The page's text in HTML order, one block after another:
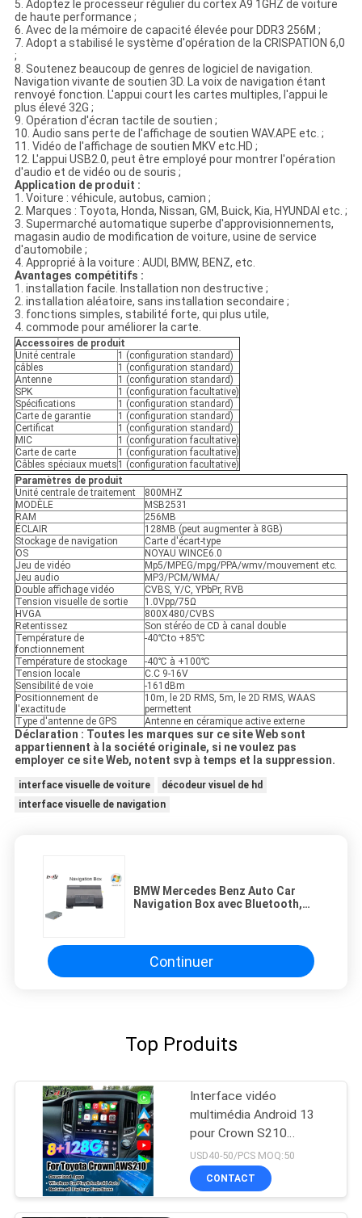
5. Adoptez le processeur régulier du cortex A9 1GHZ de voiture
de haute performance ;
6. Avec de la mémoire de capacité élevée pour DDR3 256M ;
7. Adopt a stabilisé le système d'opération de la CRISPATION 6,0
;
8. Soutenez beaucoup de genres de logiciel de navigation.
Navigation vivante de soutien 3D. La voix de navigation étant
renvoyé fonction. L'appui court les cartes multiples, l'appui le
plus élevé 32G ;
9. Opération d'écran tactile de soutien ;
10. Audio sans perte de l'affichage de soutien WAV.APE etc. ;
11. Vidéo de l'affichage de soutien MKV etc.HD ;
12. L'appui USB2.0, peut être employé pour montrer l'opération
d'audio et de vidéo ou de souris ;
Application de produit :
1. Voiture : véhicule, autobus, camion ;
2. Marques : Toyota, Honda, Nissan, GM, Buick, Kia, HYUNDAI etc. ;
3. Supermarché automatique superbe d'approvisionnements,
magasin audio de modification de voiture, usine de service
d'automobile ;
4. Approprié à la voiture : AUDI, BMW, BENZ, etc.
Avantages compétitifs :
1. installation facile. Installation non destructive ;
2. installation aléatoire, sans installation secondaire ;
3. fonctions simples, stabilité forte, qui plus utile,
4. commode pour améliorer la carte.
Accessoires de produit
Unité centrale
1 (configuration standard)
câbles
1 (configuration standard)
Antenne
1 (configuration standard)
SPK
1 (configuration facultative)
Spécifications
1 (configuration standard)
Carte de garantie
1 (configuration standard)
Certificat
1 (configuration standard)
MIC
1 (configuration facultative)
Carte de carte
1 (configuration facultative)
Câbles spéciaux muets 1 (configuration facultative)
Paramètres de produit
Unité centrale de traitement
800MHZ
MODÈLE
MSB2531
RAM
256MB
ÉCLAIR
128MB (peut augmenter à 8GB)
Stockage de navigation
Carte d'écart-type
OS
NOYAU WINCE6.0
Jeu de vidéo
Mp5/MPEG/mpg/PPA/wmv/mouvement etc.
Jeu audio
MP3/PCM/WMA/
Double affichage vidéo
CVBS, Y/C, YPbPr, RVB
Tension visuelle de sortie
1.0Vpp/75Ω
HVGA
800X480/CVBS
Retentissez
Son stéréo de CD à canal double
Température de
fonctionnement
-40℃to +85℃
Température de stockage
-40℃ à +100℃
Tension locale
C.C 9-16V
Sensibilité de voie
-161dBm
Positionnement de
l'exactitude
10m, le 2D RMS, 5m, le 2D RMS, WAAS
permettent
Type d'antenne de GPS
Antenne en céramique active externe
Déclaration : Toutes les marques sur ce site Web sont
appartiennent à la société originale, si ne voulez pas
employer ce site Web, notent svp à temps et la suppression.
interface visuelle de voiture
décodeur visuel de hd
interface visuelle de navigation
BMW Mercedes Benz Auto Car
Navigation Box avec Bluetooth,
Continuer
Top Produits
Interface vidéo
multimédia Android 13
pour Crown S210
AWS210 GRS210
GWS214 GWS215
Majesta Athlete Royal
USD40-50/PCS MOQ:50
CONTACT